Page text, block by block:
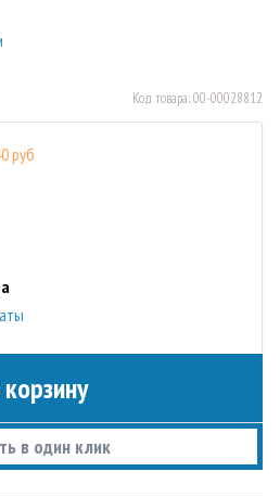
Код товара:00-00028812
руб
в один клик